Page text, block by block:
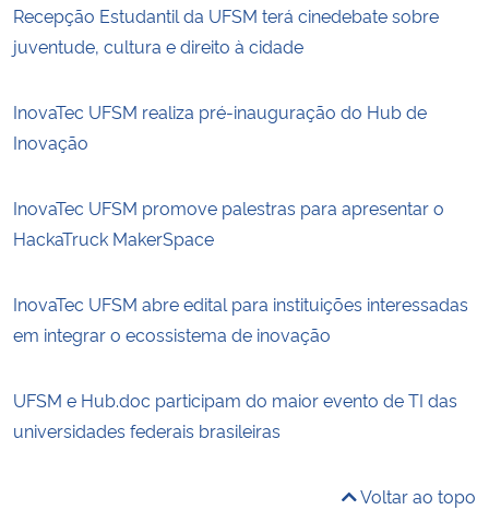
Recepção Estudantil da UFSM terá cinedebate sobre
juventude, cultura e direito à cidade
InovaTec UFSM realiza pré-inauguração do Hub de
Inovação
InovaTec UFSM promove palestras para apresentar o
HackaTruck MakerSpace
InovaTec UFSM abre edital para instituições interessadas
em integrar o ecossistema de inovação
UFSM e Hub.doc participam do maior evento de TI das
universidades federais brasileiras
Voltar ao topo